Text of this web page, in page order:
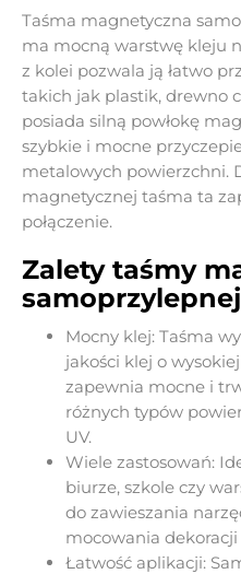
Taśma magnetyczna
ma mocną warstwę kleju
z kolei pozwala ją łatwo
takich jak plastik, drewno
posiada silną powłokę
szybkie i mocne
metalowych powierzchni.
magnetycznej taśma ta
połączenie.
Zalety taśmy
samoprzylepnej
Mocny klej: Taśma
jakości klej o
zapewnia mocne i
różnych typów
UV.
Wiele zastosowań:
biurze, szkole czy
do zawieszania
mocowania
Łatwość aplikacji: